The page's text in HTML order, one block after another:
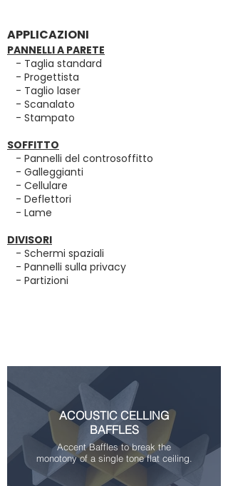
APPLICAZIONI
PANNELLI A PARETE
- Taglia standard
- Progettista
- Taglio laser
- Scanalato
- Stampato
SOFFITTO
- Pannelli del controsoffitto
- Galleggianti
- Cellulare
- Deflettori
- Lame
DIVISORI
- Schermi spaziali
- Pannelli sulla privacy
- Partizioni
ACOUSTIC CELLING
BAFFLES
Accent Baffles to break the
monotony of a single tone flat ceiling.